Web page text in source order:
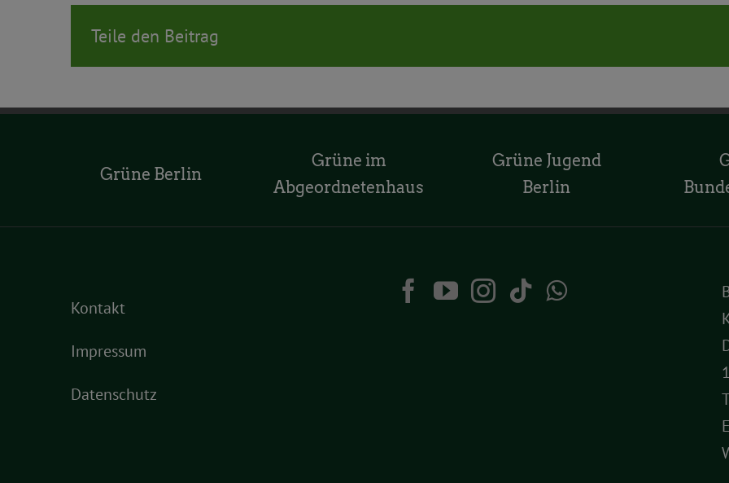
Teile den Beitrag
Grüne Berlin
Grüne im
Abgeordnetenhaus
Grüne Jugend
Berlin
Kontakt
Impressum
Datenschutz